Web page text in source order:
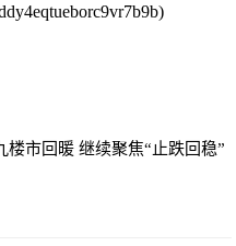
楼市回暖 继续聚焦“止跌回稳”